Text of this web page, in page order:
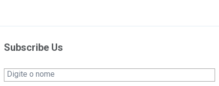
Subscribe Us